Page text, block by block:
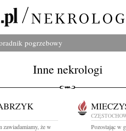
pogrzebowy
Inne nekrologi
zawiadamiamy, że w
Pozostając w